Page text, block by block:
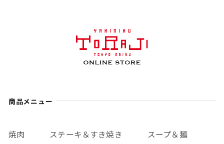
商品メニュー
焼肉 ステーキ＆すき焼き スープ＆麺